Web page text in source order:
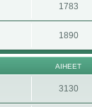
1783
1890
AIHEET
3130